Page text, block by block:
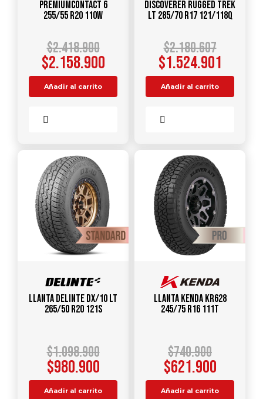
PREMIUMCONTACT 6
255/55 R20 110W
$2.418.900
$2.158.900
Añadir al carrito
DISCOVERER RUGGED TREK
LT 285/70 R17 121/118Q
$2.180.607
$1.524.901
Añadir al carrito
Llanta DELINTE DX/10 LT
265/50 R20 121S
$1.098.900
$980.900
Añadir al carrito
Llanta KENDA KR628
245/75 R16 111T
$740.900
$621.900
Añadir al carrito